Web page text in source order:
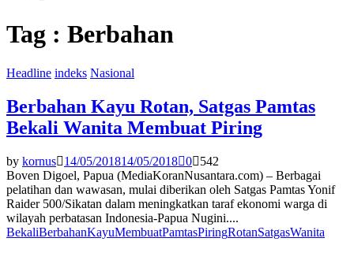
Tag : Berbahan
Headline indeks Nasional
Berbahan Kayu Rotan, Satgas Pamtas
Bekali Wanita Membuat Piring
by kornus 14/05/201814/05/2018 0
542
Boven Digoel, Papua (MediaKoranNusantara.com) – Berbagai
pelatihan dan wawasan, mulai diberikan oleh Satgas Pamtas Yonif
Raider 500/Sikatan dalam meningkatkan taraf ekonomi warga di
wilayah perbatasan Indonesia-Papua Nugini....
BekaliBerbahanKayuMembuatPamtasPiringRotanSatgasWanita